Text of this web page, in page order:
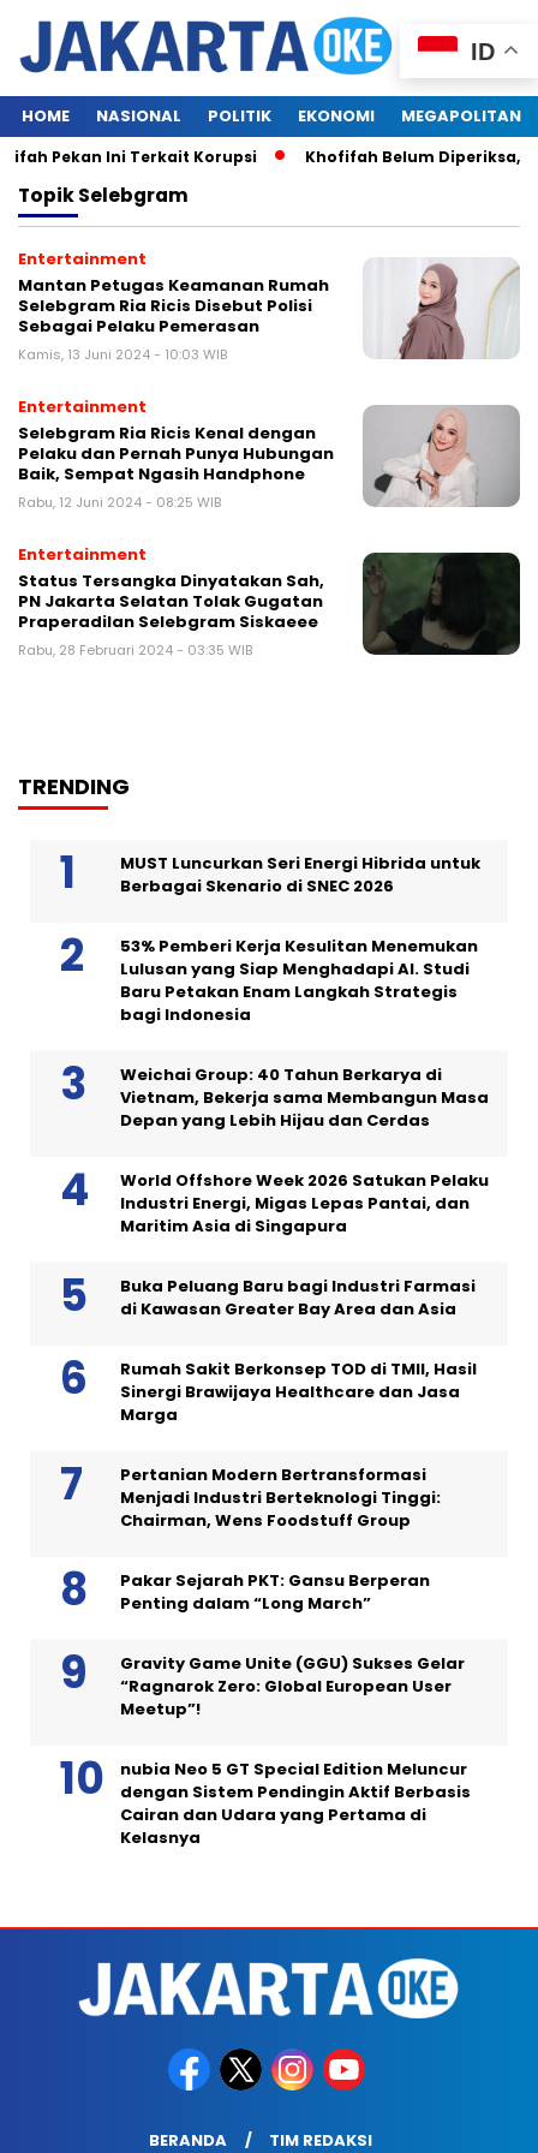
HOME NASIONAL POLITIK EKONOMI MEGAPOLITAN
Pekan Ini Terkait Korupsi Khofifah Belum Diperiksa,
TopikSelebgram
Entertainment
Mantan Petugas Keamanan Rumah
Selebgram Ria Ricis Disebut Polisi
Sebagai Pelaku Pemerasan
Kamis, 13 Juni 2024 - 10:03 WIB
Entertainment
Selebgram Ria Ricis Kenal dengan
Pelaku dan Pernah Punya Hubungan
Baik, Sempat Ngasih Handphone
Rabu, 12 Juni 2024 - 08:25 WIB
Entertainment
Status Tersangka Dinyatakan Sah,
PN Jakarta Selatan Tolak Gugatan
Praperadilan Selebgram Siskaeee
Rabu, 28 Februari 2024 - 03:35 WIB
TRENDING
MUST Luncurkan Seri Energi Hibrida untuk
Berbagai Skenario di SNEC 2026
53% Pemberi Kerja Kesulitan Menemukan
Lulusan yang Siap Menghadapi AI. Studi
Baru Petakan Enam Langkah Strategis
bagi Indonesia
Weichai Group: 40 Tahun Berkarya di
Vietnam, Bekerja sama Membangun Masa
Depan yang Lebih Hijau dan Cerdas
World Offshore Week 2026 Satukan Pelaku
Industri Energi, Migas Lepas Pantai, dan
Maritim Asia di Singapura
Buka Peluang Baru bagi Industri Farmasi
di Kawasan Greater Bay Area dan Asia
Rumah Sakit Berkonsep TOD di TMII, Hasil
Sinergi Brawijaya Healthcare dan Jasa
Marga
Pertanian Modern Bertransformasi
Menjadi Industri Berteknologi Tinggi:
Chairman, Wens Foodstuff Group
Pakar Sejarah PKT: Gansu Berperan
Penting dalam “Long March”
Gravity Game Unite (GGU) Sukses Gelar
“Ragnarok Zero: Global European User
Meetup”!
nubia Neo 5 GT Special Edition Meluncur
dengan Sistem Pendingin Aktif Berbasis
Cairan dan Udara yang Pertama di
Kelasnya
ID
BERANDA TIM REDAKSI